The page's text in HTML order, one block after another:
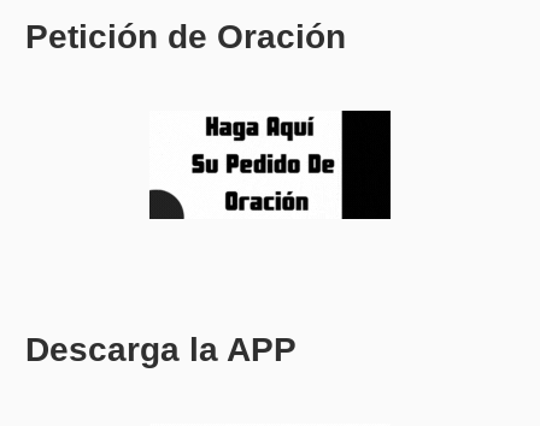
Petición de Oración
Descarga la APP